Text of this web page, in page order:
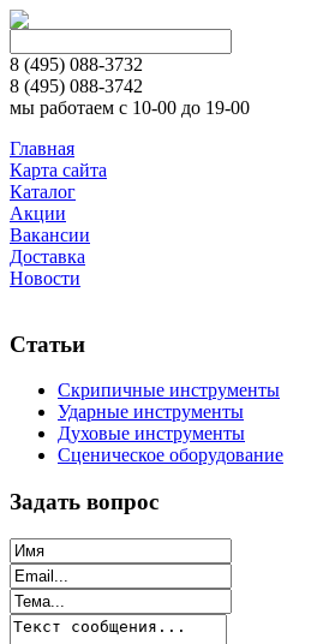
8 (495) 088-3732
8 (495) 088-3742
мы работаем с 10-00 до 19-00
Главная
Карта сайта
Каталог
Акции
Вакансии
Доставка
Новости
Статьи
Скрипичные инструменты
Ударные инструменты
Духовые инструменты
Сценическое оборудование
Задать вопрос